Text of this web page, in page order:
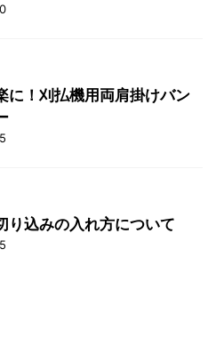
に！刈払機用両肩掛けバン
り込みの入れ方について